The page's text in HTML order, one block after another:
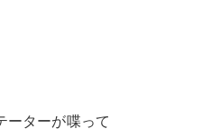
ーターが喋って